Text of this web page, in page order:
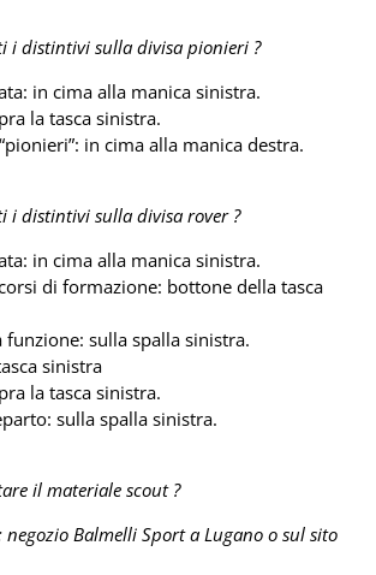
i distintivi sulla divisa pionieri ?
in cima alla manica sinistra.
la tasca sinistra.
in cima alla manica destra.
i distintivi sulla divisa rover ?
in cima alla manica sinistra.
di formazione: bottone della tasca
funzione: sulla spalla sinistra.
sinistra
la tasca sinistra.
sulla spalla sinistra.
il materiale scout ?
negozio Balmelli Sport a Lugano o sul sito